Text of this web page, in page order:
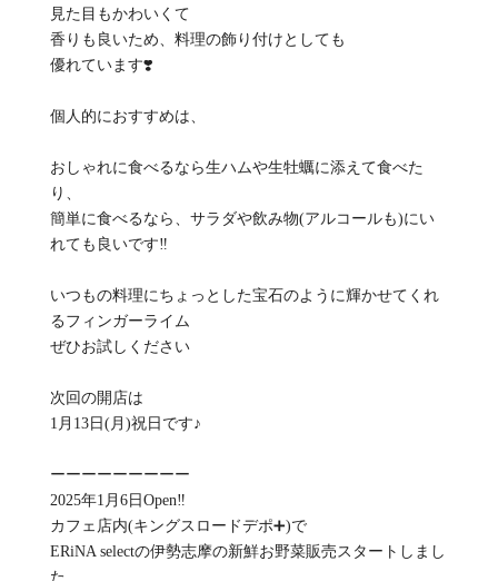
見た目もかわいくて
香りも良いため、料理の飾り付けとしても
優れています❣️
個人的におすすめは、
おしゃれに食べるなら生ハムや生牡蠣に添えて食べた
り、
簡単に食べるなら、サラダや飲み物(アルコールも)にい
れても良いです‼️
いつもの料理にちょっとした宝石のように輝かせてくれ
るフィンガーライム‍
ぜひお試しください
次回の開店は
1月13日(月)祝日です♪
ーーーーーーーーー
2025年1月6日Open‼️
カフェ店内(キングスロードデポ➕)で
ERiNA selectの伊勢志摩の新鮮お野菜販売スタートしまし
た